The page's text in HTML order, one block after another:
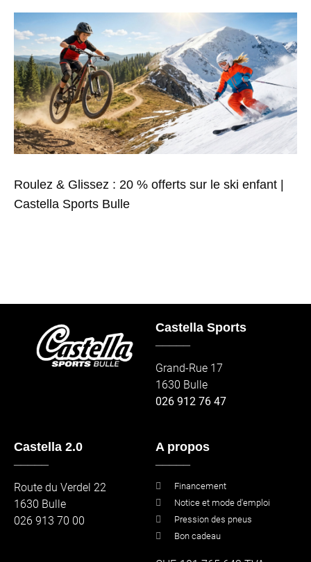
Roulez & Glissez : 20 % offerts sur le ski enfant |
Castella Sports Bulle
Castella Sports
Grand-Rue 17
1630 Bulle
026 912 76 47
Castella 2.0
Route du Verdel 22
1630 Bulle
026 913 70 00
A propos
Financement
Notice et mode d'emploi
Pression des pneus
Bon cadeau